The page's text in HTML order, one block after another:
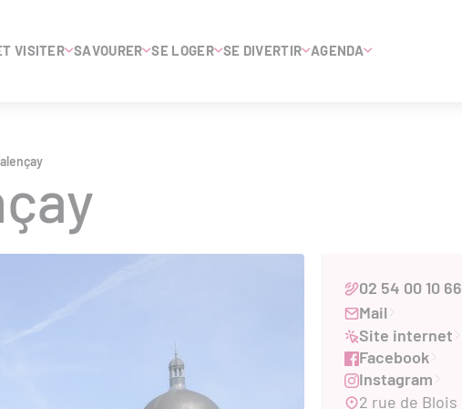
VISITER SAVOURER SE LOGER SE DIVERTIR AGENDA
02 54 00 10 66
Mail
Site internet
Facebook
Instagram
2 rue de Blois